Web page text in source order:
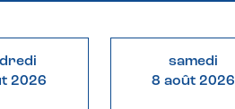
2026
samedi
8 août 2026